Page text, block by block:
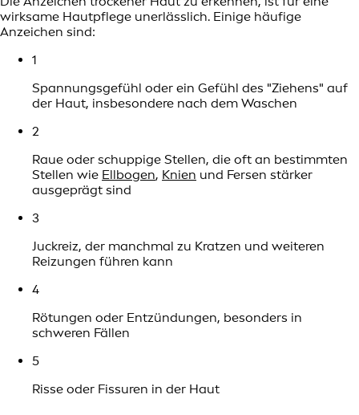
wirksame Hautpflege unerlässlich. Einige häufige
Anzeichen sind:
1
Spannungsgefühl oder ein Gefühl des "Ziehens" auf
der Haut, insbesondere nach dem Waschen
2
Raue oder schuppige Stellen, die oft an bestimmten
Stellen wie Ellbogen, Knien und Fersen stärker
ausgeprägt sind
3
Juckreiz, der manchmal zu Kratzen und weiteren
Reizungen führen kann
4
Rötungen oder Entzündungen, besonders in
schweren Fällen
5
Risse oder Fissuren in der Haut